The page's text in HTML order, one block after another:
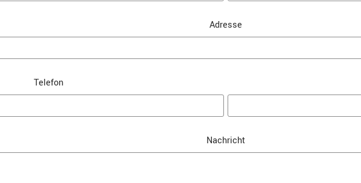
Adresse
Telefon
Nachricht